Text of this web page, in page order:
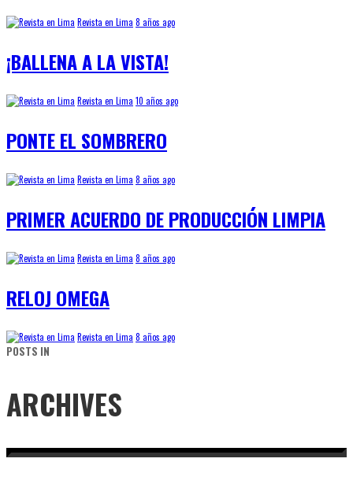
Revista en Lima 8 años ago
¡BALLENA A LA VISTA!
Revista en Lima 10 años ago
PONTE EL SOMBRERO
Revista en Lima 8 años ago
PRIMER ACUERDO DE PRODUCCIÓN LIMPIA
Revista en Lima 8 años ago
RELOJ OMEGA
Revista en Lima 8 años ago
POSTS IN
ARCHIVES